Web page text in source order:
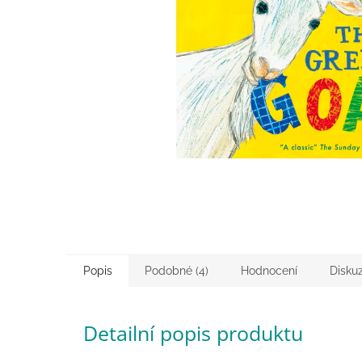
Popis Podobné (4) Hodnocení
Detailní popis produktu